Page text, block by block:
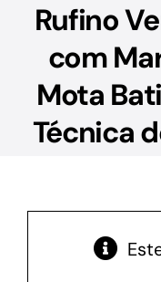
Institucional
Atendimento
Acesso à
Rufino
com
Mota
Técnica